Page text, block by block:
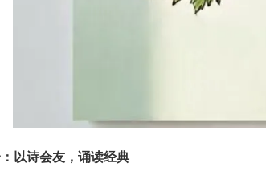
以诗会友，诵读经典